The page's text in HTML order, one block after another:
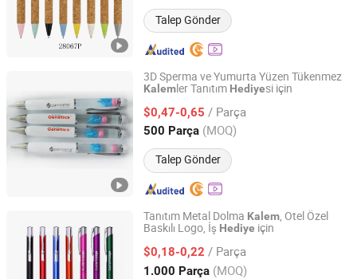
Talep Gönder
3D Sperma ve Yumurta Yüzen Tükenmez
Kalemler Tanıtım Hediyesi için
$0,47-0,65 / Parça
500 Parça (MOQ)
Talep Gönder
Shenzhen Jason Yuen Gift Co., Ltd.
Guangdong, China Fiyat 2020
Tanıtım Metal Dolma Kalem, Otel Özel
Baskılı Logo, İş Hediye için
$0,18-0,22 / Parça
1.000 Parça (MOQ)
GOOD IDEA PROMOTION LIMITED
Zhejiang, China Fiyat 2017